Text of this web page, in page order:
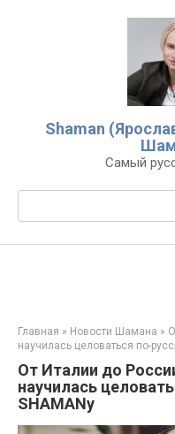
Shaman
Самый
Главная » Новости Шамана »
научилась целоваться по-
От Италии до
научилась
SHAMANу